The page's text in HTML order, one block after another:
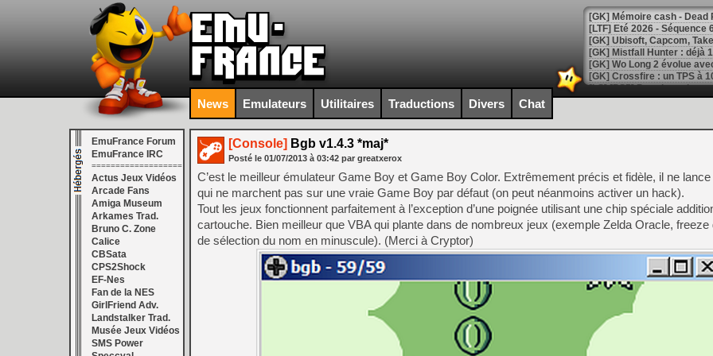
[LTF] Eté 2026 - Séquence
[GK] Mistfall Hunter : déjà
[GK] Wo Long 2 évolue
[GK] Crossfire : un TPS à
[LS] [PS5] Premiers
[Mo5] DOOM arrive en
[GK] Bethesda fête les 30
[GK] Roblox : l'action en
[GK] Agenda - GeForce
[GK] Devolver Digital en a
[LS] [PS5] ps5-y2jb-
[GK] Pourquoi Marvel
[GK] Test : Restory : Chill
[GK] GTA 6 : Rockstar
[GK] Hot Wheels Infinite
[GK] Mémoire cash -
News Emulateurs Utilitaires Traductions Divers Chat
EmuFrance Forum
EmuFrance IRC
===================
Actus Jeux Vidéos
Arcade Fans
Amiga Museum
Arkames Trad.
Bruno C. Zone
Calice
CBSata
CPS2Shock
EF-Nes
Fan de la NES
GirlFriend Adv.
Landstalker Trad.
Musée Jeux Vidéos
SMS Power
[Console] Bgb v1.4.3 *maj*
Posté le 01/07/2013 à 03:42 par greatxerox
C’est le meilleur émulateur Game Boy et Game Boy Color. Extrêmement précis et fidèle, il ne
qui ne marchent pas sur une vraie Game Boy par défaut (on peut néanmoins activer un hack).
Tout les jeux fonctionnent parfaitement à l’exception d’une poignée utilisant une chip spéciale
cartouche. Bien meilleur que VBA qui plante dans de nombreux jeux (exemple Zelda Oracle, freeze
de sélection du nom en minuscule). (Merci à Cryptor)